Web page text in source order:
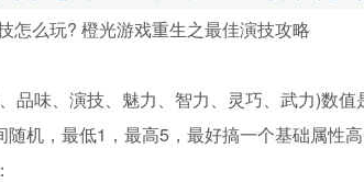
么玩? 橙光游戏重生之最佳演技攻略
味、演技、魅力、智力、灵巧、武力)数值
机，最低1，最高5，最好搞一个基础属性